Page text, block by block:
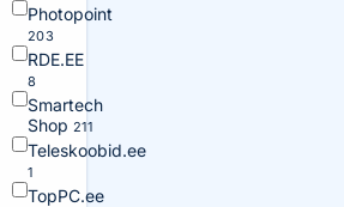
Photopoint
203
RDE.EE
8
Smartech
Shop 211
Teleskoobid.ee
1
TopPC.ee